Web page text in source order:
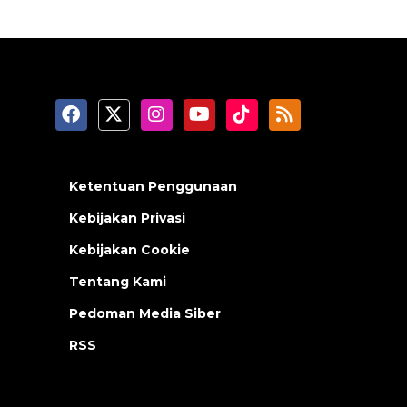
Ketentuan Penggunaan
Kebijakan Privasi
Kebijakan Cookie
Tentang Kami
Pedoman Media Siber
RSS